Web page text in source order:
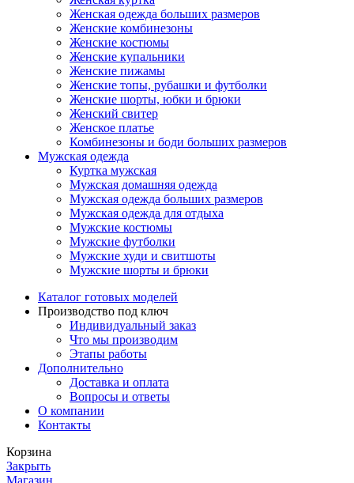
Женская одежда больших размеров
Женские комбинезоны
Женские костюмы
Женские купальники
Женские пижамы
Женские топы, рубашки и футболки
Женские шорты, юбки и брюки
Женский свитер
Женское платье
Комбинезоны и боди больших размеров
Мужская одежда
Куртка мужская
Мужская домашняя одежда
Мужская одежда больших размеров
Мужская одежда для отдыха
Мужские костюмы
Мужские футболки
Мужские худи и свитшоты
Мужские шорты и брюки
Каталог готовых моделей
Производство под ключ
Индивидуальный заказ
Что мы производим
Этапы работы
Дополнительно
Доставка и оплата
Вопросы и ответы
О компании
Контакты
Корзина
Закрыть
Магазин